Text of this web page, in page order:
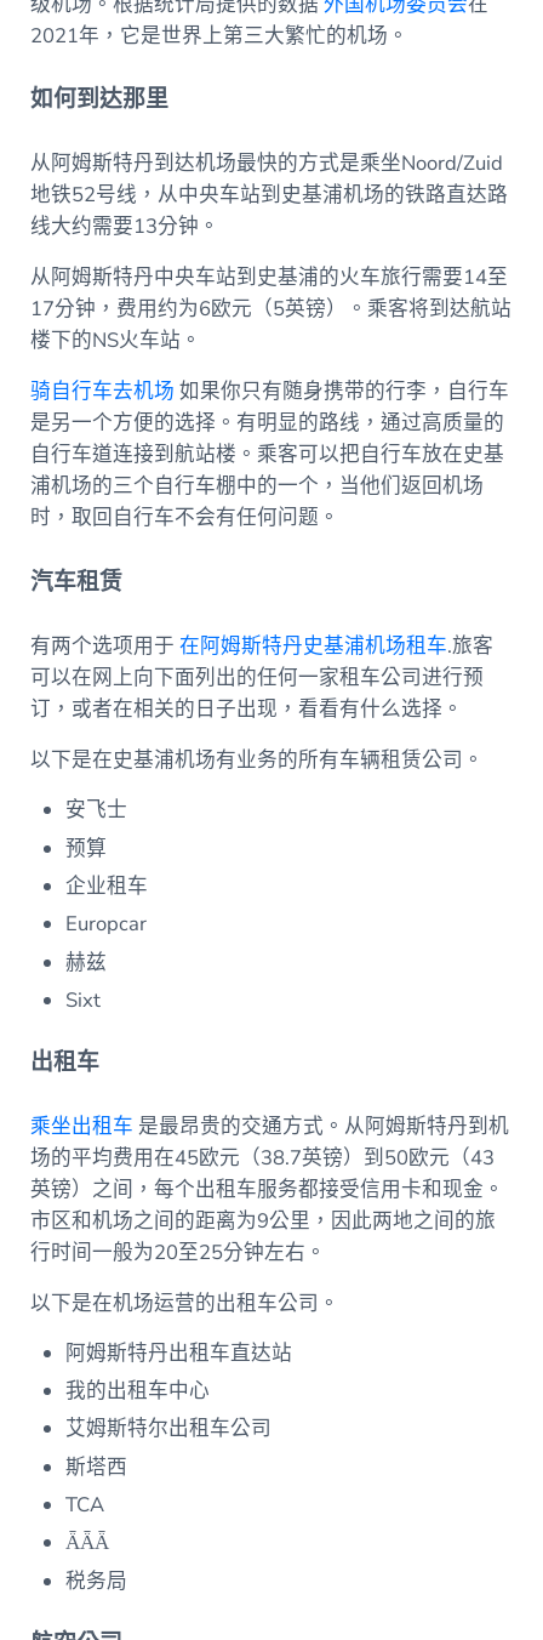
2021年，它是世界上第三大繁忙的机场。
如何到达那里
从阿姆斯特丹到达机场最快的方式是乘坐Noord/Zuid
地铁52号线，从中央车站到史基浦机场的铁路直达路
线大约需要13分钟。
从阿姆斯特丹中央车站到史基浦的火车旅行需要14至
17分钟，费用约为6欧元（5英镑）。乘客将到达航站
楼下的NS火车站。
骑自行车去机场 如果你只有随身携带的行李，自行车
是另一个方便的选择。有明显的路线，通过高质量的
自行车道连接到航站楼。乘客可以把自行车放在史基
浦机场的三个自行车棚中的一个，当他们返回机场
时，取回自行车不会有任何问题。
汽车租赁
有两个选项用于 在阿姆斯特丹史基浦机场租车.旅客
可以在网上向下面列出的任何一家租车公司进行预
订，或者在相关的日子出现，看看有什么选择。
以下是在史基浦机场有业务的所有车辆租赁公司。
安飞士
预算
企业租车
Europcar
赫兹
Sixt
出租车
乘坐出租车 是最昂贵的交通方式。从阿姆斯特丹到机
场的平均费用在45欧元（38.7英镑）到50欧元（43
英镑）之间，每个出租车服务都接受信用卡和现金。
市区和机场之间的距离为9公里，因此两地之间的旅
行时间一般为20至25分钟左右。
以下是在机场运营的出租车公司。
阿姆斯特丹出租车直达站
我的出租车中心
艾姆斯特尔出租车公司
斯塔西
TCA
ǞǞǞ
税务局